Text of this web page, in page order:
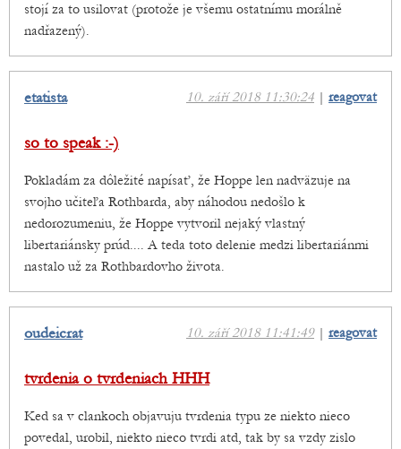
stojí za to usilovat (protože je všemu ostatnímu morálně
nadřazený).
10. září 2018 11:30:24 | reagovat
etatista
so to speak :-)
Pokladám za dôležité napísať, že Hoppe len nadväzuje na
svojho učiteľa Rothbarda, aby náhodou nedošlo k
nedorozumeniu, že Hoppe vytvoril nejaký vlastný
libertariánsky prúd.... A teda toto delenie medzi libertariánmi
nastalo už za Rothbardovho života.
10. září 2018 11:41:49| reagovat
oudeicrat
tvrdenia o tvrdeniach HHH
Ked sa v clankoch objavuju tvrdenia typu ze niekto nieco
povedal, urobil, niekto nieco tvrdi atd, tak by sa vzdy zislo